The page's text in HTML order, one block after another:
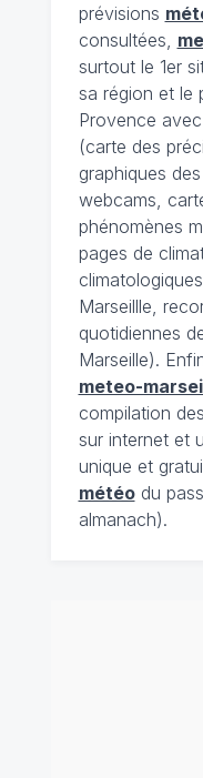
prévisions
consultées,
surtout le 1er
sa région et le
Provence
(carte des
graphiques
webcams,
phénomènes
pages de
Marseillle,
quotidiennes
Marseille).
meteo-
compilation
sur internet et
unique et
météodu
almanach).